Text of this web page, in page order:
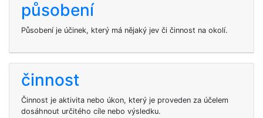
působení
Působení je účinek, který má nějaký jev či činnost na okolí.
činnost
Činnost je aktivita nebo úkon, který je proveden za účelem
dosáhnout určitého cíle nebo výsledku.